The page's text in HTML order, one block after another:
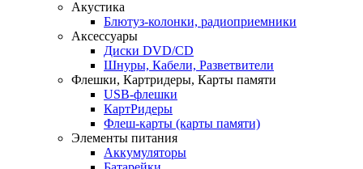
Акустика
Блютуз-колонки, радиоприемники
Аксессуары
Диски DVD/CD
Шнуры, Кабели, Разветвители
Флешки, Картридеры, Карты памяти
USB-флешки
КартРидеры
Флеш-карты (карты памяти)
Элементы питания
Аккумуляторы